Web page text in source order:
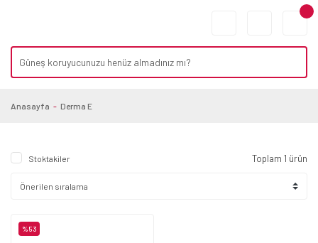
Anasayfa Derma E
Stoktakiler Toplam 1 ürün
%53